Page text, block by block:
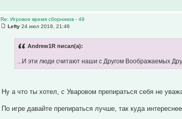
Re: Игровое время сборников - 49
Lefty 24 июл 2019, 21:46
Andrew1R писал(а):
...И эти люди считают наши с Другом Воображаемых
Ну а что ты хотел, с Уваровом препираться себя не
По игре давайте препираться лучше, так куда интереснее